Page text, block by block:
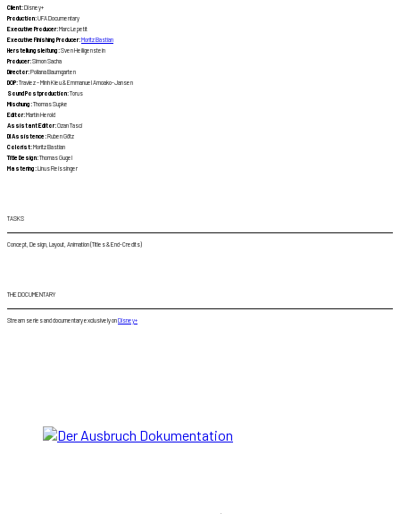
Client:Disney+
Production:UFA Documentary
Executive Producer:Marc Lepetit
Executive Finishing Producer:Moritz Bastian
Herstellungsleitung:Sven Heiligenstein
Producer:Simon​ Sacha
Director:Poliana Baumgarten
DOP:Traviez – Minh Kieu & Emmanuel Amoako-Jansen
Sound Postproduction:Torus
Mischung:Thomas Supke
Editor:Martin Herold
Assistant Editor:Ozan Tasci
DI Assistence:Ruben Götz
Colorist:Moritz Bastian
Title Design:Thomas Gugel
Mastering:Linus Reissinger
TASKS
Concept, Design, Layout, Animation (Titles & End-Credits)
THE DOCUMENTARY
Stream series and documentary exclusively onDisney+